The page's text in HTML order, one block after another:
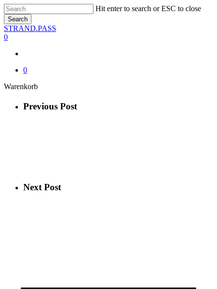
Skip
to
main
content
Hit enter to search or ESC to close
Search
Close
Search
STRAND.PASS
0
0
WarenkorbClose
Previous Post
Next Post